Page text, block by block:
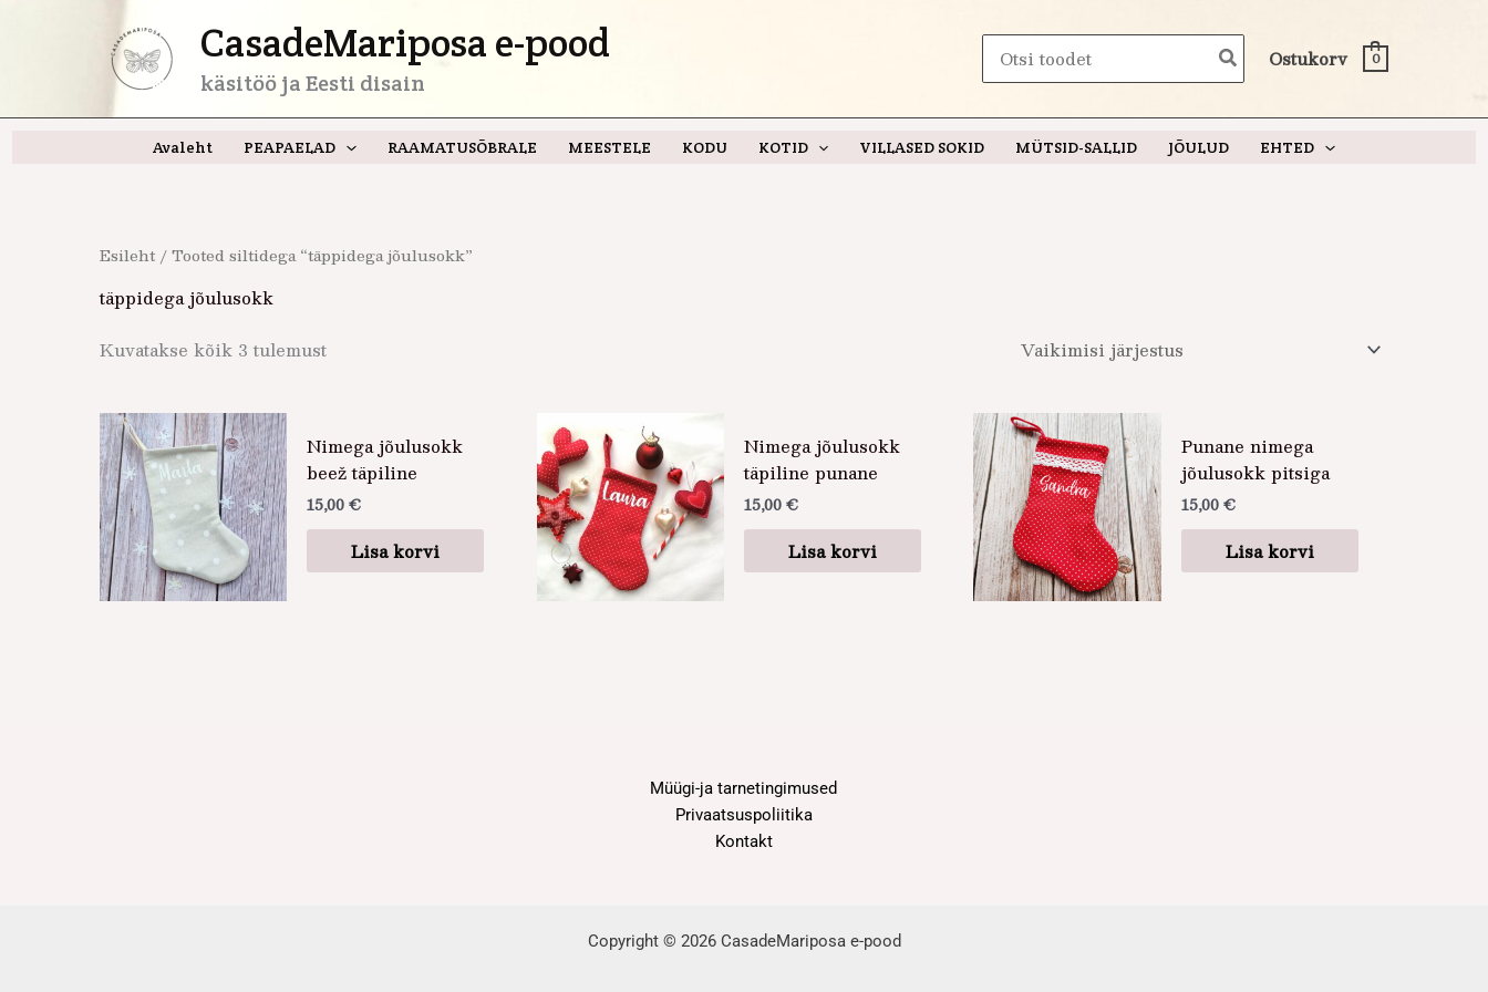
CasadeMariposa e-pood
käsitöö ja Eesti disain
Search
for:
Ostukorv 0
Avaleht PEAPAELAD RAAMATUSÕBRALE MEESTELE KODU KOTID VILLASED SOKID MÜTSID-SALLID JÕULUD EHTED
Esileht / Tooted siltidega “täppidega jõulusokk”
täppidega jõulusokk
Kuvatakse kõik 3 tulemust
Nimega jõulusokk
beež täpiline
15,00€
Lisa korvi
Nimega jõulusokk
täpiline punane
15,00€
Lisa korvi
Punane nimega
jõulusokk pitsiga
15,00€
Lisa korvi
Müügi-ja tarnetingimused
Privaatsuspoliitika
Kontakt
Copyright © 2026 CasadeMariposa e-pood